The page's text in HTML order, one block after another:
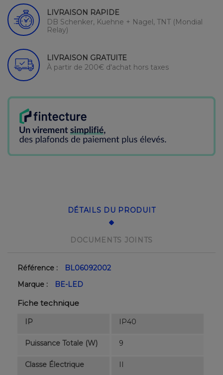
LIVRAISON RAPIDE
DB Schenker, Kuehne + Nagel, TNT (Mondial
Relay)
LIVRAISON GRATUITE
À partir de 200€ d'achat hors taxes
DÉTAILS DU PRODUIT
DOCUMENTS JOINTS
Référence :
BL06092002
Marque :
BE-LED
Fiche technique
IP IP40
Puissance Totale (W) 9
Classe Électrique II